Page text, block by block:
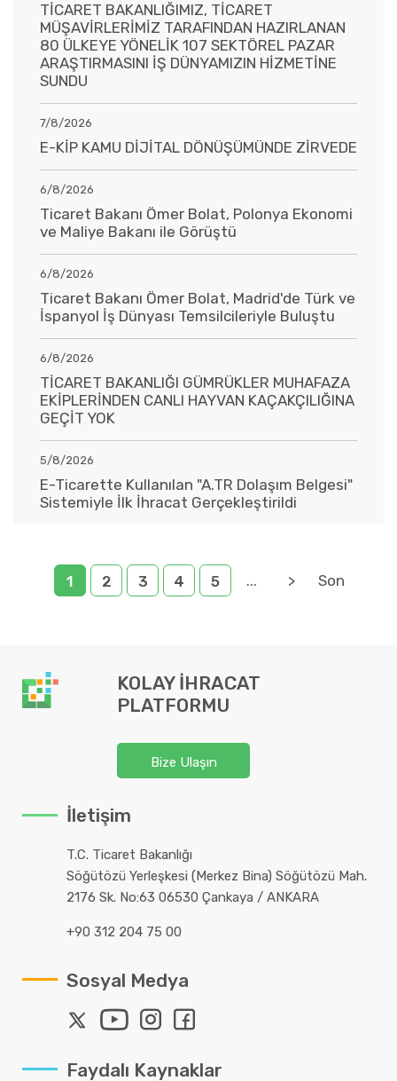
TİCARET BAKANLIĞIMIZ, TİCARET
MÜŞAVİRLERİMİZ TARAFINDAN HAZIRLANAN
80 ÜLKEYE YÖNELİK 107 SEKTÖREL PAZAR
ARAŞTIRMASINI İŞ DÜNYAMIZIN HİZMETİNE
SUNDU
7/8/2026
E-KİP KAMU DİJİTAL DÖNÜŞÜMÜNDE ZİRVEDE
6/8/2026
Ticaret Bakanı Ömer Bolat, Polonya Ekonomi
ve Maliye Bakanı ile Görüştü
6/8/2026
Ticaret Bakanı Ömer Bolat, Madrid'de Türk ve
İspanyol İş Dünyası Temsilcileriyle Buluştu
6/8/2026
TİCARET BAKANLIĞI GÜMRÜKLER MUHAFAZA
EKİPLERİNDEN CANLI HAYVAN KAÇAKÇILIĞINA
GEÇİT YOK
5/8/2026
E-Ticarette Kullanılan "A.TR Dolaşım Belgesi"
Sistemiyle İlk İhracat Gerçekleştirildi
1 2 3 4 5 ... > Son
KOLAY İHRACAT
PLATFORMU
Bize Ulaşın
İletişim
T.C. Ticaret Bakanlığı
Söğütözü Yerleşkesi (Merkez Bina) Söğütözü Mah.
2176 Sk. No:63 06530 Çankaya / ANKARA
+90 312 204 75 00
Sosyal Medya
Faydalı Kaynaklar